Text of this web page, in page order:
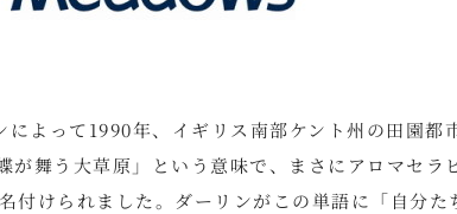
よって1990年、イギリス南部ケント州の田園都
舞う大草原」という意味で、まさにアロマセラ
付けられました。ダーリンがこの単語に「自分た